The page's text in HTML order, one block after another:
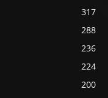
317
288
236
224
200